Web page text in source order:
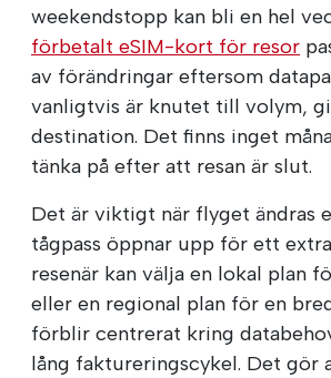
weekendstopp kan bli en hel
förbetalt eSIM-kort för resor
av förändringar eftersom
vanligtvis är knutet till volym,
destination. Det finns inget
tänka på efter att resan är slut.
Det är viktigt när flyget ändras
tågpass öppnar upp för ett
resenär kan välja en lokal plan
eller en regional plan för en
förblir centrerat kring
lång faktureringscykel. Det gör